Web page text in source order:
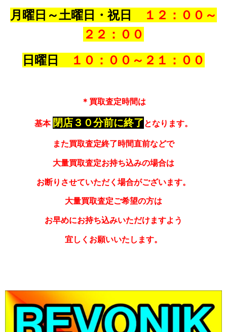
月曜日～土曜日・祝日
１２：００～
２２：００
日曜日
１０：００～ ２１：００
＊買取査定時間は
基本 閉店３０分前に終了 となります。
また買取査定終了時間直前などで
大量買取査定お持ち込みの場合は
お断りさせていただく場合がございます。
大量買取査定ご希望の方は
お早めにお持ち込みいただけますよう
宜しくお願いいたします。